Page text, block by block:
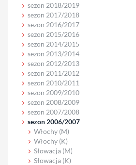
sezon 2018/2019
sezon 2017/2018
sezon 2016/2017
sezon 2015/2016
sezon 2014/2015
sezon 2013/2014
sezon 2012/2013
sezon 2011/2012
sezon 2010/2011
sezon 2009/2010
sezon 2008/2009
sezon 2007/2008
sezon 2006/2007
Włochy (M)
Włochy (K)
Słowacja (M)
Słowacja (K)